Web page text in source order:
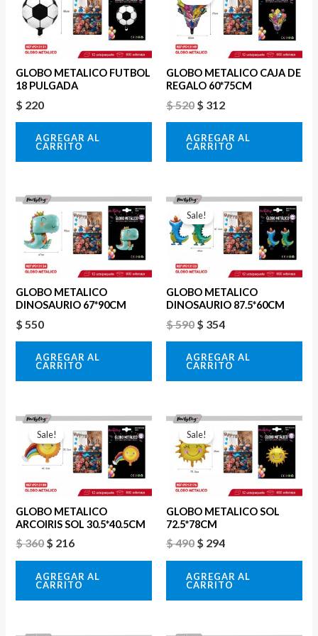
GLOBO METALICO FUTBOL
18 PULGADA
$ 220
AGREGAR AL
CARRITO
GLOBO METALICO CAJA DE
REGALO 60*75CM
$520
original
era:
$ 520.
$ 312
actual
es:
$ 312.
AGREGAR AL
CARRITO
GLOBO METALICO
DINOSAURIO 67*90CM
$ 550
AGREGAR AL
CARRITO
Sale!
GLOBO METALICO
DINOSAURIO 87.5*60CM
$590
El
precio
original
era:
$ 590.
$ 354
El
precio
actual
es:
$ 354.
AGREGAR AL
CARRITO
Sale!
GLOBO METALICO
ARCOIRIS SOL 30.5*40.5CM
$360
El
precio
original
era:
$ 360.
$ 216
El
precio
actual
es:
$ 216.
AGREGAR AL
CARRITO
Sale!
GLOBO METALICO SOL
72.5*78CM
$490
El
precio
original
era:
$ 490.
$ 294
El
precio
actual
es:
$ 294.
AGREGAR AL
CARRITO